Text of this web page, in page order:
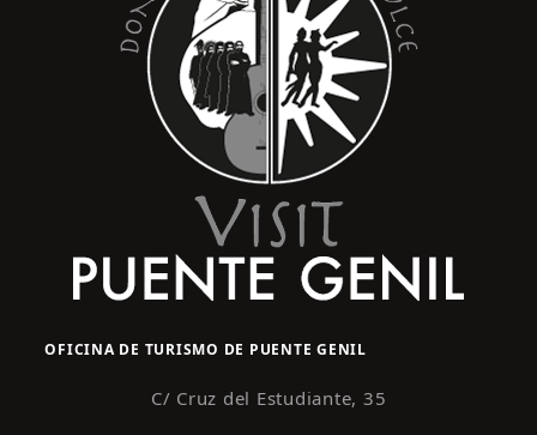
OFICINA DE TURISMO DE PUENTE GENIL
C/ Cruz del Estudiante, 35